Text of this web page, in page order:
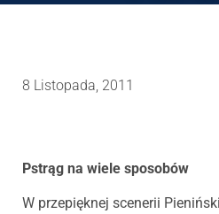
8 Listopada, 2011
Pstrąg na wiele sposobów
W przepięknej scenerii